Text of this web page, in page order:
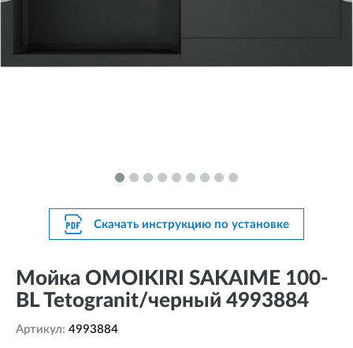
Скачать инструкцию по установке
Мойка OMOIKIRI SAKAIME 100-
BL Tetogranit/черный 4993884
Артикул: 4993884